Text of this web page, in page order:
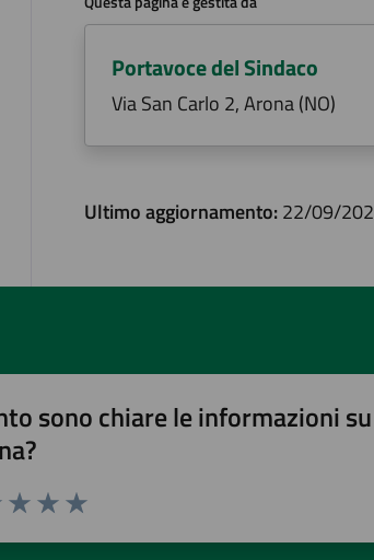
Portavoce del Sindaco
Via San Carlo 2, Arona (NO)
Ultimo aggiornamento:22/09/
sono chiare le informazioni